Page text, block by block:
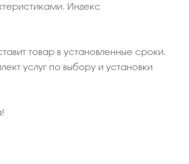
Индекс
товар в установленные сроки.
услуг по выбору и установки